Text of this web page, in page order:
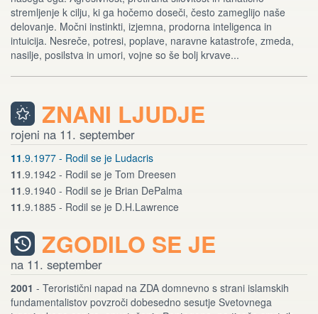
stremljenje k cilju, ki ga hočemo doseči, često zameglijo naše
delovanje. Močni instinkti, izjemna, prodorna inteligenca in
intuicija. Nesreče, potresi, poplave, naravne katastrofe, zmeda,
nasilje, posilstva in umori, vojne so še bolj krvave...
ZNANI LJUDJE
rojeni na 11. september
11.9.1977 - Rodil se je Ludacris
11.9.1942 - Rodil se je Tom Dreesen
11.9.1940 - Rodil se je Brian DePalma
11.9.1885 - Rodil se je D.H.Lawrence
ZGODILO SE JE
na 11. september
2001 - Teroristični napad na ZDA domnevno s strani islamskih
fundamentalistov povzroči dobesedno sesutje Svetovnega